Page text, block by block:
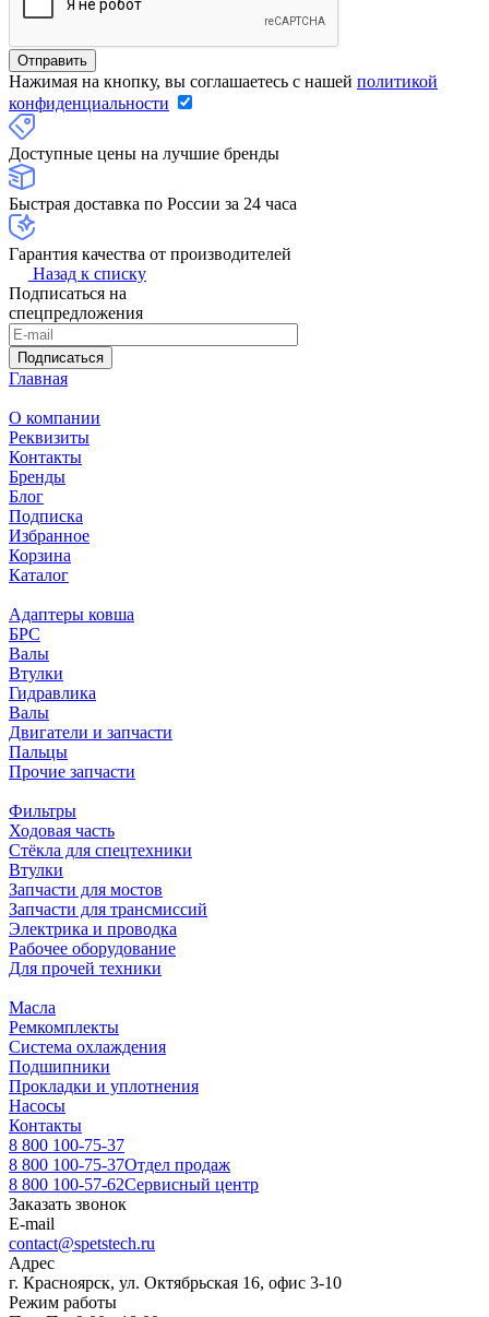
Нажимая на кнопку, вы соглашаетесь с нашей политикой
конфиденциальности
Доступные цены на лучшие бренды
Быстрая доставка по России за 24 часа
Гарантия качества от производителей
Назад к списку
Подписаться на
спецпредложения
Подписаться
Главная
О компании
Реквизиты
Контакты
Бренды
Блог
Подписка
Избранное
Корзина
Каталог
Адаптеры ковша
БРС
Валы
Втулки
Гидравлика
Валы
Двигатели и запчасти
Пальцы
Прочие запчасти
Фильтры
Ходовая часть
Стёкла для спецтехники
Втулки
Запчасти для мостов
Запчасти для трансмиссий
Электрика и проводка
Рабочее оборудование
Для прочей техники
Масла
Ремкомплекты
Система охлаждения
Подшипники
Прокладки и уплотнения
Насосы
Контакты
8 800 100-75-37
8 800 100-75-37Отдел продаж
8 800 100-57-62Сервисный центр
Заказать звонок
E-mail
contact@spetstech.ru
Адрес
г. Красноярск, ул. Октябрьская 16, офис 3-10
Режим работы